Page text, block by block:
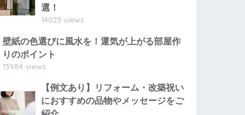
選！
14023 views
壁紙の色選びに風水を！運気が上がる部屋作
りのポイント
13984 views
【例文あり】リフォーム・改築祝い
におすすめの品物やメッセージをご